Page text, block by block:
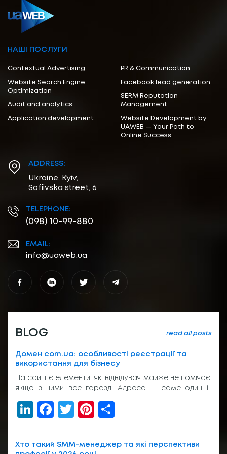
НАШІ ПОСЛУГИ
Contextual Advertising
Website Search Engine
Optimization
Audit and analytics
Application development
PR & Communication
Facebook lead generation
SERM Reputation
Management
Website Development by
UAWEB — Your Path to
Online Success
ADDRESS:
Ukraine, Kyiv,
Sofiivska street, 6
TELEPHONE:
(098) 10-99-880
EMAIL:
info@uaweb.ua
BLOG read all posts
Домен com.ua: особливості реєстрації та
використання для бізнесу
На сайті є елементи, які відвідувач майже не помічає,
якщо з ними все гаразд. Адреса — саме один із
рекламі, у листуванні з клієнтом, на вивісці біля входу
або в підписі менеджера. І якщо вона виглядає
звично, людина просто переходить далі. Без зайвих
LinkedIn
Facebook
TwitterPinterest
Хто такий SMM-менеджер та які перспективи